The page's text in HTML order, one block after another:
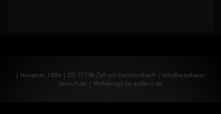
| Hauptstr. 189a | DE-77736 Zell am Harmersbach | info@autohaus-
deusch.de | Webdesign by audaris.de